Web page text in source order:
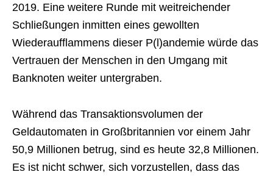
2019. Eine weitere Runde mit weitreichender
Schließungen inmitten eines gewollten
Wiederaufflammens dieser P(l)andemie würde das
Vertrauen der Menschen in den Umgang mit
Banknoten weiter untergraben.
Während das Transaktionsvolumen der
Geldautomaten in Großbritannien vor einem Jahr
50,9 Millionen betrug, sind es heute 32,8 Millionen.
Es ist nicht schwer, sich vorzustellen, dass das